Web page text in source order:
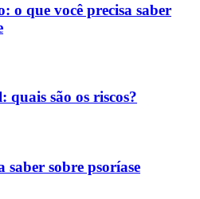
o que você precisa saber
são os riscos?
saber sobre psoríase